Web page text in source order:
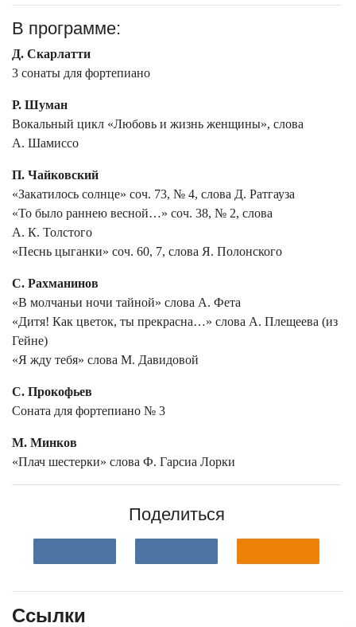
В программе:
Д. Скарлатти
3 сонаты для фортепиано
Р. Шуман
Вокальный цикл «Любовь и жизнь женщины», слова
А. Шамиссо
П. Чайковский
«Закатилось солнце» соч. 73, № 4, слова Д. Ратгауза
«То было раннею весной…» соч. 38, № 2, слова
А. К. Толстого
«Песнь цыганки» соч. 60, 7, слова Я. Полонского
С. Рахманинов
«В молчаньи ночи тайной» слова А. Фета
«Дитя! Как цветок, ты прекрасна…» слова А. Плещеева (из
Гейне)
«Я жду тебя» слова М. Давидовой
С. Прокофьев
Соната для фортепиано № 3
М. Минков
«Плач шестерки» слова Ф. Гарсиа Лорки
Поделиться
Ссылки